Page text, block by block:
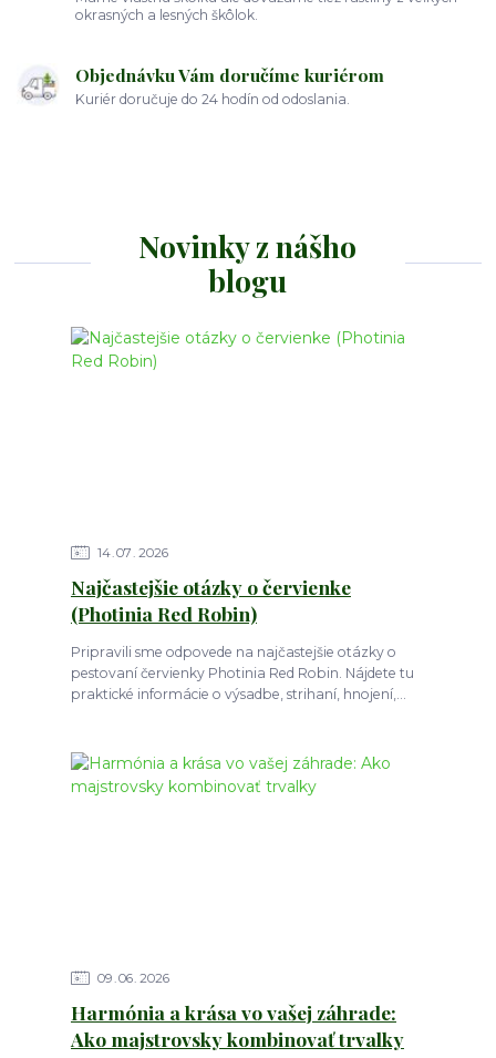
okrasných a lesných škôlok.
Objednávku Vám doručíme kuriérom
Kuriér doručuje do 24 hodín od odoslania.
Novinky z nášho
blogu
14 07 2026
Najčastejšie otázky o červienke
(Photinia Red Robin)
Pripravili sme odpovede na najčastejšie otázky o
pestovaní červienky Photinia Red Robin. Nájdete tu
praktické informácie o výsadbe, strihaní, hnojení,...
09 06 2026
Harmónia a krása vo vašej záhrade:
Ako majstrovsky kombinovať trvalky